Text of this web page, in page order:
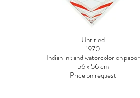
Untitled
1970
Indian ink and watercolor on paper
56 x 56 cm
Price on request